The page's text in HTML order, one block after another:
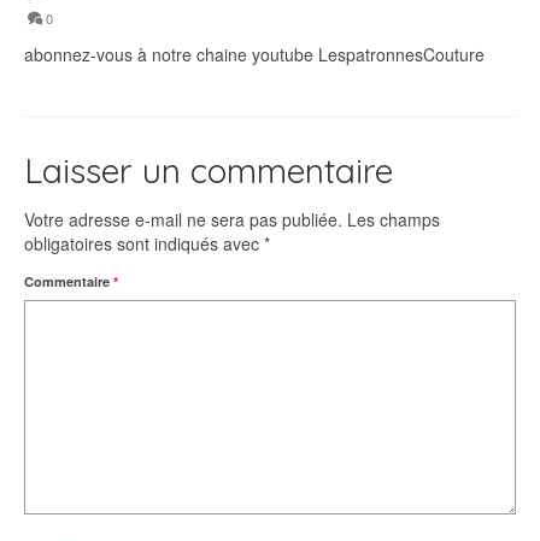
0
abonnez-vous à notre chaine youtube LespatronnesCouture
Laisser un commentaire
Votre adresse e-mail ne sera pas publiée. Les champs
obligatoires sont indiqués avec *
Commentaire *